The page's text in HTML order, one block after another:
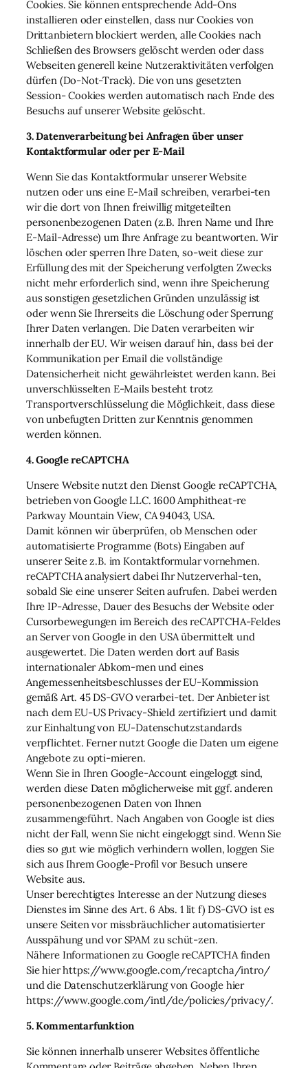
Cookies. Sie können entsprechende Add-Ons
installieren oder einstellen, dass nur Cookies von
Drittanbietern blockiert werden, alle Cookies nach
Schließen des Browsers gelöscht werden oder dass
Webseiten generell keine Nutzeraktivitäten verfolgen
dürfen (Do-Not-Track). Die von uns gesetzten
Session- Cookies werden automatisch nach Ende des
Besuchs auf unserer Website gelöscht.
3. Datenverarbeitung bei Anfragen über unser
Kontaktformular oder per E-Mail
Wenn Sie das Kontaktformular unserer Website
nutzen oder uns eine E-Mail schreiben, verarbei-ten
wir die dort von Ihnen freiwillig mitgeteilten
personenbezogenen Daten (z.B. Ihren Name und Ihre
E-Mail-Adresse) um Ihre Anfrage zu beantworten. Wir
löschen oder sperren Ihre Daten, so-weit diese zur
Erfüllung des mit der Speicherung verfolgten Zwecks
nicht mehr erforderlich sind, wenn ihre Speicherung
aus sonstigen gesetzlichen Gründen unzulässig ist
oder wenn Sie Ihrerseits die Löschung oder Sperrung
Ihrer Daten verlangen. Die Daten verarbeiten wir
innerhalb der EU. Wir weisen darauf hin, dass bei der
Kommunikation per Email die vollständige
Datensicherheit nicht gewährleistet werden kann. Bei
unverschlüsselten E-Mails besteht trotz
Transportverschlüsselung die Möglichkeit, dass diese
von unbefugten Dritten zur Kenntnis genommen
werden können.
4. Google reCAPTCHA
Unsere Website nutzt den Dienst Google reCAPTCHA,
betrieben von Google LLC. 1600 Amphitheat-re
Parkway Mountain View, CA 94043, USA.
Damit können wir überprüfen, ob Menschen oder
automatisierte Programme (Bots) Eingaben auf
unserer Seite z.B. im Kontaktformular vornehmen.
reCAPTCHA analysiert dabei Ihr Nutzerverhal-ten,
sobald Sie eine unserer Seiten aufrufen. Dabei werden
Ihre IP-Adresse, Dauer des Besuchs der Website oder
Cursorbewegungen im Bereich des reCAPTCHA-Feldes
an Server von Google in den USA übermittelt und
ausgewertet. Die Daten werden dort auf Basis
internationaler Abkom-men und eines
Angemessenheitsbeschlusses der EU-Kommission
gemäß Art. 45 DS-GVO verarbei-tet. Der Anbieter ist
nach dem EU-US Privacy-Shield zertifiziert und damit
zur Einhaltung von EU-Datenschutzstandards
verpflichtet. Ferner nutzt Google die Daten um eigene
Angebote zu opti-mieren.
Wenn Sie in Ihren Google-Account eingeloggt sind,
werden diese Daten möglicherweise mit ggf. anderen
personenbezogenen Daten von Ihnen
zusammengeführt. Nach Angaben von Google ist dies
nicht der Fall, wenn Sie nicht eingeloggt sind. Wenn Sie
dies so gut wie möglich verhindern wollen, loggen Sie
sich aus Ihrem Google-Profil vor Besuch unsere
Website aus.
Unser berechtigtes Interesse an der Nutzung dieses
Dienstes im Sinne des Art. 6 Abs. 1 lit f) DS-GVO ist es
unsere Seiten vor missbräuchlicher automatisierter
Ausspähung und vor SPAM zu schüt-zen.
Nähere Informationen zu Google reCAPTCHA finden
Sie hier https://www.google.com/recaptcha/intro/
und die Datenschutzerklärung von Google hier
https://www.google.com/intl/de/policies/privacy/.
5. Kommentarfunktion
Sie können innerhalb unserer Websites öffentliche